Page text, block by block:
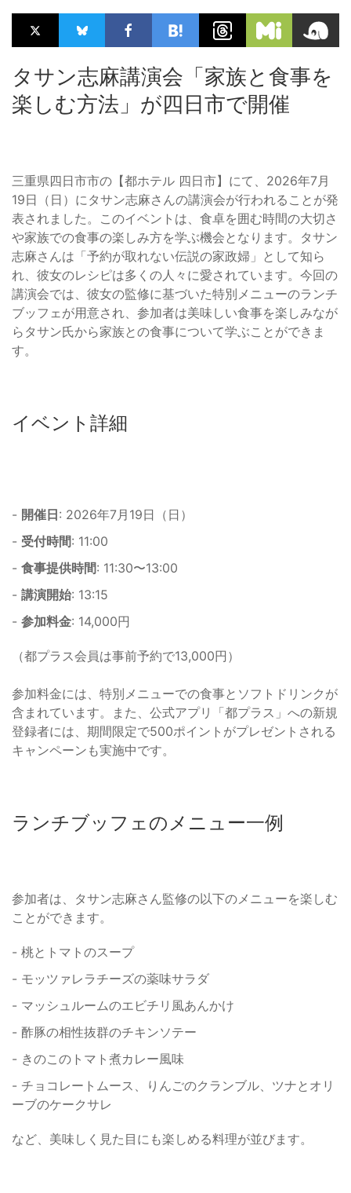
タサン志麻講演会「家族と食事を
楽しむ方法」が四日市で開催
三重県四日市市の【都ホテル 四日市】にて、2026年7月
19日（日）にタサン志麻さんの講演会が行われることが発
表されました。このイベントは、食卓を囲む時間の大切さ
や家族での食事の楽しみ方を学ぶ機会となります。タサン
志麻さんは「予約が取れない伝説の家政婦」として知ら
れ、彼女のレシピは多くの人々に愛されています。今回の
講演会では、彼女の監修に基づいた特別メニューのランチ
ブッフェが用意され、参加者は美味しい食事を楽しみなが
らタサン氏から家族との食事について学ぶことができま
す。
イベント詳細
- 開催日 : 2026年7月19日（日）
- 受付時間: 11:00
- 食事提供時間: 11:30〜13:00
- 講演開始: 13:15
- 参加料金: 14,000円
（都プラス会員は事前予約で13,000円）
参加料金には、特別メニューでの食事とソフトドリンクが
含まれています。また、公式アプリ「都プラス」への新規
登録者には、期間限定で500ポイントがプレゼントされる
キャンペーンも実施中です。
ランチブッフェのメニュー一例
参加者は、タサン志麻さん監修の以下のメニューを楽しむ
ことができます。
- 桃とトマトのスープ
- モッツァレラチーズの薬味サラダ
- マッシュルームのエビチリ風あんかけ
- 酢豚の相性抜群のチキンソテー
- きのこのトマト煮カレー風味
- チョコレートムース、りんごのクランブル、ツナとオリ
ーブのケークサレ
など、美味しく見た目にも楽しめる料理が並びます。